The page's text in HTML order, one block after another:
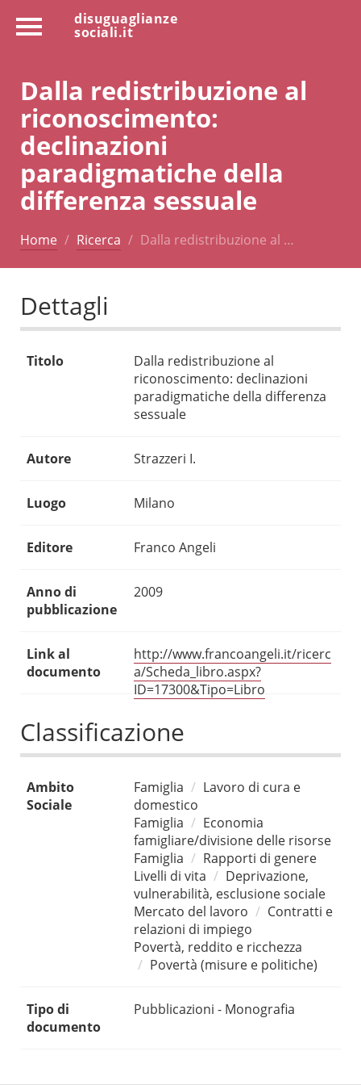
disuguaglianze
sociali.it
Dalla redistribuzione al
riconoscimento:
declinazioni
paradigmatiche della
differenza sessuale
Home Ricerca Dalla redistribuzione al …
Dettagli
Titolo
Dalla redistribuzione al
riconoscimento: declinazioni
paradigmatiche della differenza
sessuale
Autore Strazzeri I.
Luogo Milano
Editore Franco Angeli
Anno di
pubblicazione
2009
Link al
documento
http://www.francoangeli.it/ricerc
a/Scheda_libro.aspx?
ID=17300&Tipo=Libro
Classificazione
Ambito
Sociale
Famiglia
Lavoro di cura e
domestico
Famiglia
Economia
famigliare/divisione delle risorse
Famiglia
Rapporti di genere
Livelli di vita
Deprivazione,
vulnerabilità, esclusione sociale
Mercato del lavoro
Contratti e
relazioni di impiego
Povertà, reddito e ricchezza
Povertà (misure e politiche)
Tipo di
documento
Pubblicazioni - Monografia